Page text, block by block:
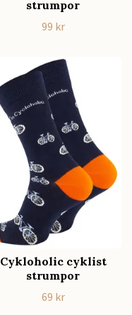
strumpor
99 kr
Cykloholic cyklist
strumpor
69 kr